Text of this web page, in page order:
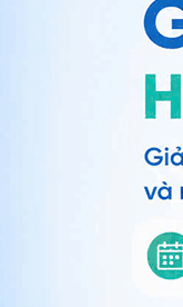
ý với Chính sách
của tôi theo quy
mật
thương nghi u
nằm trong
xương thật sự do